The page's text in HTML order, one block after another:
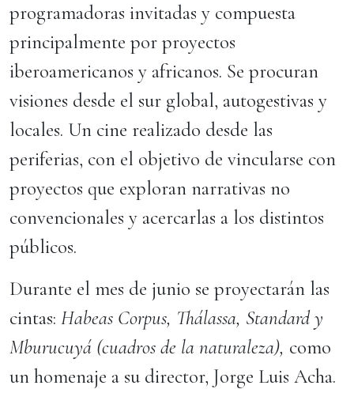
programadoras invitadas y compuesta
principalmente por proyectos
iberoamericanos y africanos. Se procuran
visiones desde el sur global, autogestivas y
locales. Un cine realizado desde las
periferias, con el objetivo de vincularse con
proyectos que exploran narrativas no
convencionales y acercarlas a los distintos
públicos.
Durante el mes de junio se proyectarán las
cintas: Habeas Corpus, Thálassa, Standard y
Mburucuyá (cuadros de la naturaleza), como
un homenaje a su director, Jorge Luis Acha.